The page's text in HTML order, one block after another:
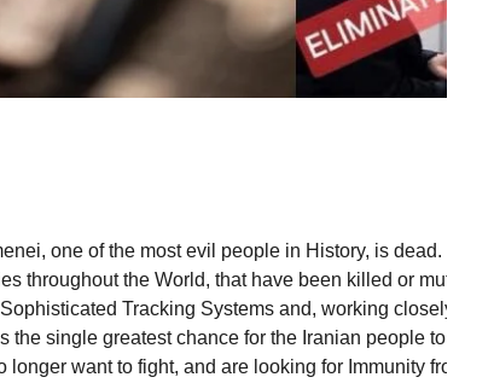
one of the most evil people in History, is dead.
throughout the World, that have been killed or
Tracking Systems and, working closely
single greatest chance for the Iranian people to
want to fight, and are looking for Immunity from